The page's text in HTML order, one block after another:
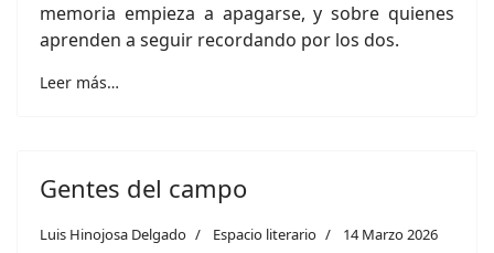
memoria empieza a apagarse, y sobre quienes
aprenden a seguir recordando por los dos.
Leer más…
Gentes del campo
Luis Hinojosa Delgado Espacio literario 14 Marzo 2026